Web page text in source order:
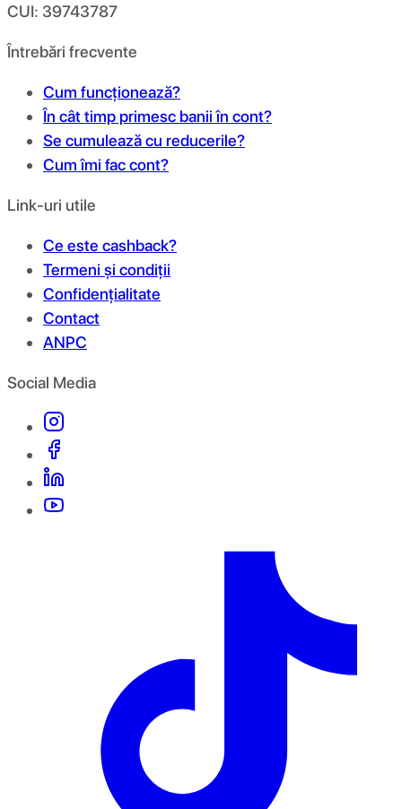
CUI: 39743787
Întrebări frecvente
Cum funcționează?
În cât timp primesc banii în cont?
Se cumulează cu reducerile?
Cum îmi fac cont?
Link-uri utile
Ce este cashback?
Termeni și condiții
Confidențialitate
Contact
ANPC
Social Media